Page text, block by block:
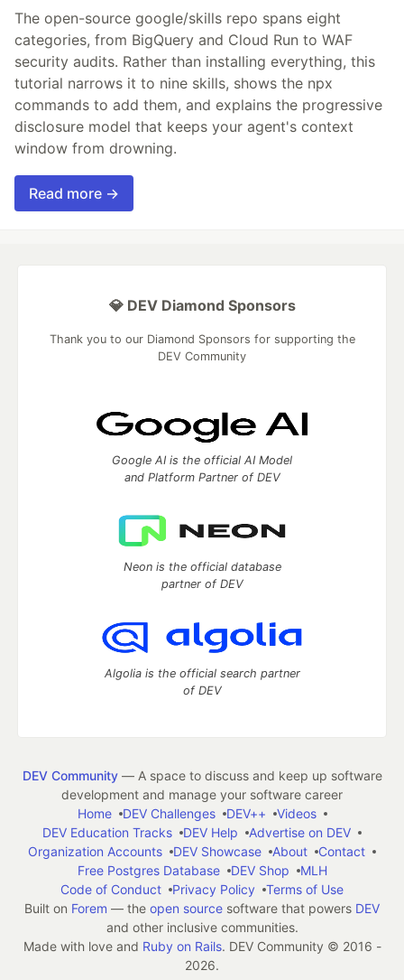
The open-source google/skills repo spans eight
categories, from BigQuery and Cloud Run to WAF
security audits. Rather than installing everything, this
tutorial narrows it to nine skills, shows the npx
commands to add them, and explains the progressive
disclosure model that keeps your agent's context
window from drowning.
Read more →
💎 DEV Diamond Sponsors
Thank you to our Diamond Sponsors for supporting the
DEV Community
Google AI is the official AI Model
and Platform Partner of DEV
Neon is the official database
partner of DEV
Algolia is the official search partner
of DEV
DEV Community— A space to discuss and keep up software
development and manage your software career
Home
DEV Challenges DEV++
Videos
DEV Education Tracks
DEV Help
Advertise on DEV
Organization Accounts
DEV Showcase About
Contact
Free Postgres Database
DEV Shop
MLH
Code of Conduct
Privacy Policy
Terms of Use
Built on Forem — the open source software that powers DEV
and other inclusive communities.
Made with love and Ruby on Rails. DEV Community © 2016 -
2026.